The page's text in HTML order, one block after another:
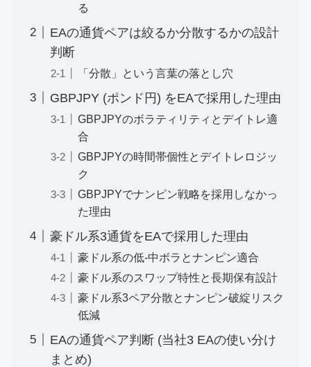
る
EAの通貨ペアは絞るか分散するかの設計
判断
「分散」という言葉の落とし穴
GBPJPY (ポンド円) をEAで採用した理由
GBPJPYのボラティリティとデイトレ適
合
GBPJPYの時間帯個性とデイトレロジッ
ク
GBPJPYでナンピン戦略を採用しなかっ
た理由
豪ドル系3通貨をEAで採用した理由
豪ドル系の低-中ボラとナンピン適合
豪ドル系のスワップ特性と長期保有設計
豪ドル系3ペア分散とナンピン破綻リスク
低減
EAの通貨ペア判断 (当社3 EAの使い分け
まとめ)